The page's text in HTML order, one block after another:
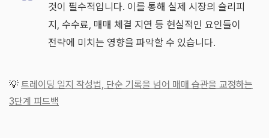
것이 필수적입니다. 이를 통해 실제 시장의 슬리피
지, 수수료, 매매 체결 지연 등 현실적인 요인들이
전략에 미치는 영향을 파악할 수 있습니다.
💡 트레이딩 일지 작성법, 단순 기록을 넘어 매매 습관을 교정하는
3단계 피드백